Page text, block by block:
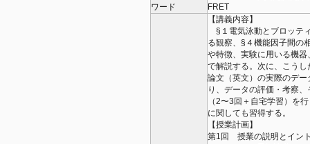
ワード
FRET
【講義内容】
§１電気泳動とブロッテ
る観察、§４機能因子間の
や特徴、実験に用いる機
で解説する。次に、こう
論文（英文）の実際のデ
り、データの評価・考察
（2〜3回＋自宅学習）を
に関しても習得する。
【授業計画】
第1回 授業の説明とイン